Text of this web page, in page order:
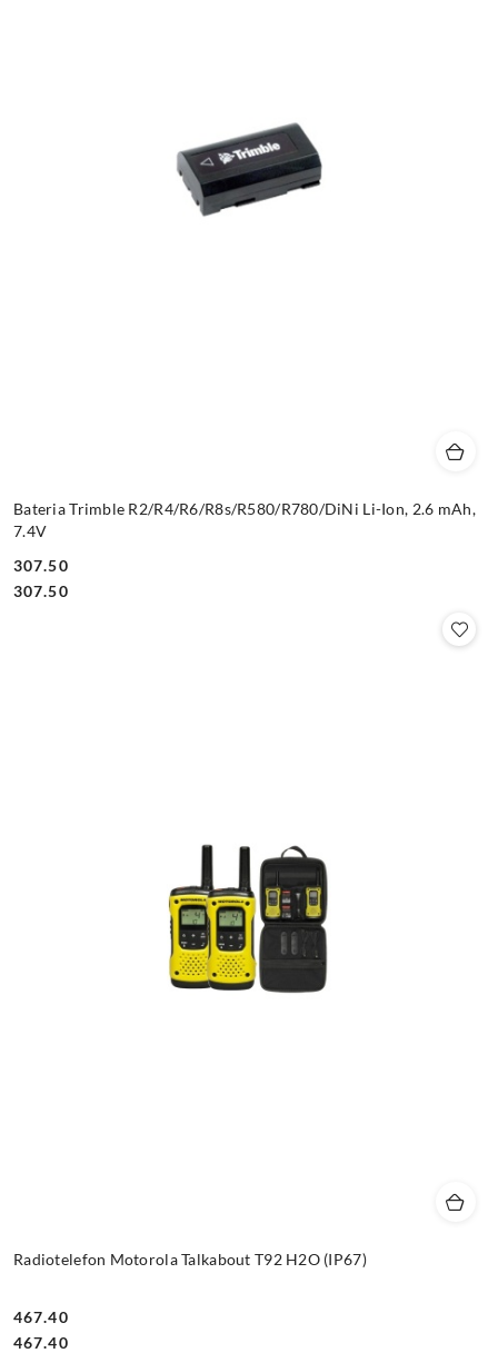
Bateria Trimble R2/R4/R6/R8s/R580/R780/DiNi Li-Ion, 2.6 mAh,
7.4V
Cena:
307.50
Cena:
307.50
Radiotelefon Motorola Talkabout T92 H2O (IP67)
Cena:
467.40
Cena:
467.40